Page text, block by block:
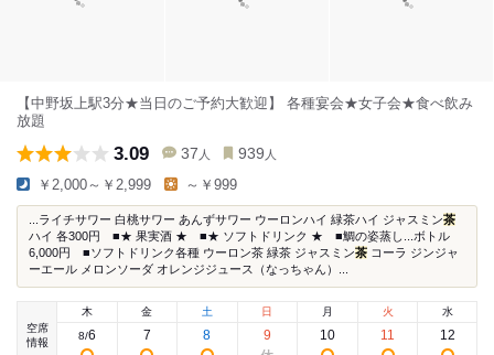
【中野坂上駅3分★当日のご予約大歓迎】 各種宴会★女子会★食べ飲み
放題
3.09 37 人 939 人
￥2,000～￥2,999 ～￥999
...ライチサワー 白桃サワー あんずサワー ウーロンハイ 緑茶ハイ ジャスミン茶
ハイ 各300円 ■★ 果実酒 ★ ■★ ソフトドリンク ★ ■鯛の姿蒸し...ボトル
6,000円 ■ソフトドリンク各種 ウーロン茶 緑茶 ジャスミン茶 コーラ ジンジャ
ーエール メロンソーダ オレンジジュース（なっちゃん）...
空席
情報
木
8/6
金
7
土
8
日
9
月
10
火
11
水
12